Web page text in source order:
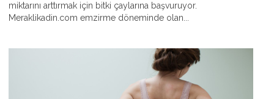
miktarını arttırmak için bitki çaylarına başvuruyor.
Meraklikadin.com emzirme döneminde olan...